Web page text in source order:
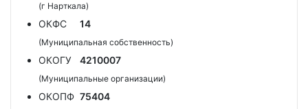
(г Нарткала)
ОКФС 14
(Муниципальная собственность)
ОКОГУ 4210007
(Муниципальные организации)
ОКОПФ 75404